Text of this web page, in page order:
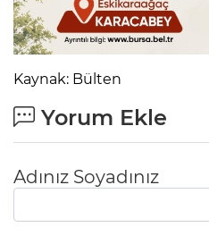
Kaynak: Bülten
Yorum Ekle
Adınız Soyadınız